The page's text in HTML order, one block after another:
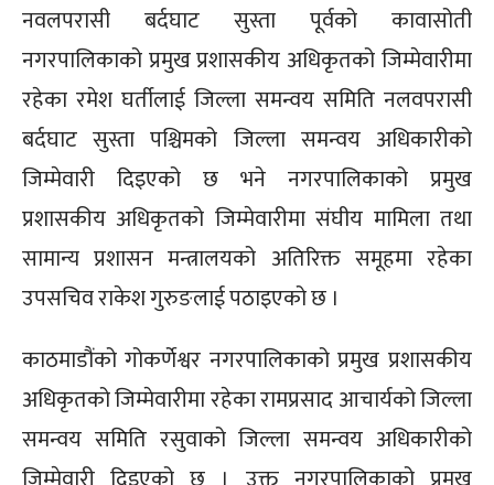
नवलपरासी बर्दघाट सुस्ता पूर्वको कावासोती
नगरपालिकाको प्रमुख प्रशासकीय अधिकृतको जिम्मेवारीमा
रहेका रमेश घर्तीलाई जिल्ला समन्वय समिति नलवपरासी
बर्दघाट सुस्ता पश्चिमको जिल्ला समन्वय अधिकारीको
जिम्मेवारी दिइएको छ भने नगरपालिकाको प्रमुख
प्रशासकीय अधिकृतको जिम्मेवारीमा संघीय मामिला तथा
सामान्य प्रशासन मन्त्रालयको अतिरिक्त समूहमा रहेका
उपसचिव राकेश गुरुङलाई पठाइएको छ ।
काठमाडौंको गोकर्णेश्वर नगरपालिकाको प्रमुख प्रशासकीय
अधिकृतको जिम्मेवारीमा रहेका रामप्रसाद आचार्यको जिल्ला
समन्वय समिति रसुवाको जिल्ला समन्वय अधिकारीको